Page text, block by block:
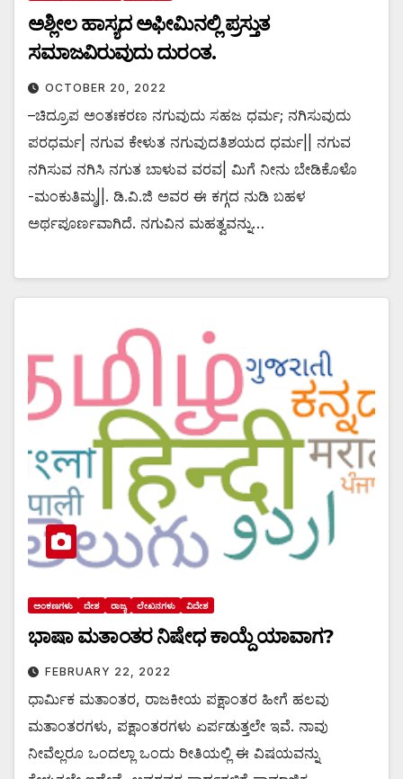
ಅಶ್ಲೀಲ ಹಾಸ್ಯದ ಅಫೀಮಿನಲ್ಲಿ ಪ್ರಸ್ತುತ
ಸಮಾಜವಿರುವುದು ದುರಂತ.
OCTOBER 20, 2022
–ಚಿದ್ರೂಪ ಅಂತಃಕರಣ ನಗುವುದು ಸಹಜ ಧರ್ಮ; ನಗಿಸುವುದು
ಪರಧರ್ಮ| ನಗುವ ಕೇಳುತ ನಗುವುದತಿಶಯದ ಧರ್ಮ|| ನಗುವ
ನಗಿಸುವ ನಗಿಸಿ ನಗುತ ಬಾಳುವ ವರವ| ಮಿಗೆ ನೀನು ಬೇಡಿಕೊಳೊ
-ಮಂಕುತಿಮ್ಮ||. ಡಿ.ವಿ.ಜಿ ಅವರ ಈ ಕಗ್ಗದ ನುಡಿ ಬಹಳ
ಅರ್ಥಪೂರ್ಣವಾಗಿದೆ. ನಗುವಿನ ಮಹತ್ವವನ್ನು…
ಅಂಕಣಗಳು ದೇಶ ರಾಜ್ಯ ಲೇಖನಗಳು ವಿದೇಶ
ಭಾಷಾ ಮತಾಂತರ ನಿಷೇಧ ಕಾಯ್ದೆ ಯಾವಾಗ?
FEBRUARY 22, 2022
ಧಾರ್ಮಿಕ ಮತಾಂತರ, ರಾಜಕೀಯ ಪಕ್ಷಾಂತರ ಹೀಗೆ ಹಲವು
ಮತಾಂತರಗಳು, ಪಕ್ಷಾಂತರಗಳು ಏರ್ಪಡುತ್ತಲೇ ಇವೆ. ನಾವು
ನೀವೆಲ್ಲರೂ ಒಂದಲ್ಲಾ ಒಂದು ರೀತಿಯಲ್ಲಿ ಈ ವಿಷಯವನ್ನು